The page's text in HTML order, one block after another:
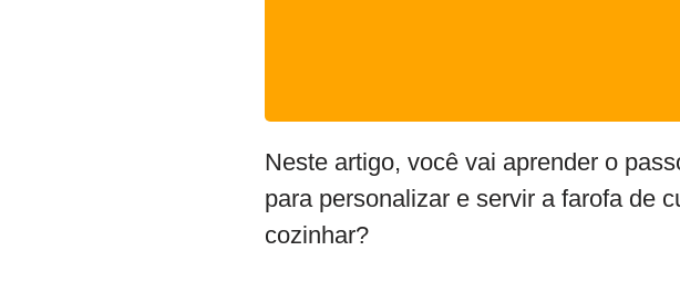
Neste artigo, você vai aprender o
para personalizar e servir a farofa de
cozinhar?